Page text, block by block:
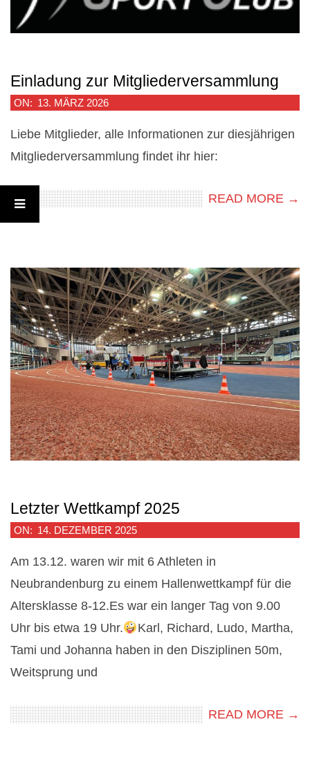
Einladung zur Mitgliederversammlung
2026-
ON: 13. MÄRZ 2026
Liebe Mitglieder, alle Informationen zur diesjährigen
Mitgliederversammlung findet ihr hier:
READ MORE →
Letzter Wettkampf 2025
2025-
ON: 14. DEZEMBER 2025
Am 13.12. waren wir mit 6 Athleten in
Neubrandenburg zu einem Hallenwettkampf für die
Altersklasse 8-12.Es war ein langer Tag von 9.00
Uhr bis etwa 19 Uhr.
Karl, Richard, Ludo, Martha,
Tami und Johanna haben in den Disziplinen 50m,
Weitsprung und
READ MORE →